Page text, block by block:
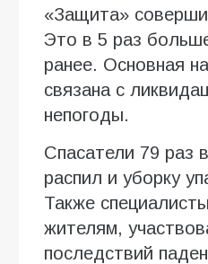
«Защита»
Это в 5 раз
ранее. Основная
связана с
непогоды.
Спасатели 79 раз
распил и уборку
Также
жителям,
последствий